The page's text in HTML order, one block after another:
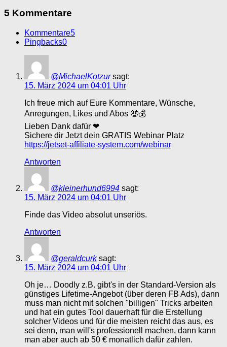
5 Kommentare
Kommentare5
Pingbacks0
@MichaelKotzur sagt:
15. März 2024 um 04:01 Uhr
Ich freue mich auf Eure Kommentare, Wünsche,
Anregungen, Likes und Abos 🤑💰
Lieben Dank dafür ❤
Sichere dir Jetzt dein GRATIS Webinar Platz
https://jetset-affiliate-system.com/webinar
Antworten
@kleinerhund6994 sagt:
15. März 2024 um 04:01 Uhr
Finde das Video absolut unseriös.
Antworten
@geraldcurk sagt:
15. März 2024 um 04:01 Uhr
Oh je… Doodly z.B. gibt's in der Standard-Version als
günstiges Lifetime-Angebot (über deren FB Ads), dann
muss man nicht mit solchen "billigen" Tricks arbeiten
und hat ein gutes Tool dauerhaft für die Erstellung
solcher Videos und für die meisten reicht das aus, es
sei denn, man will's professionell machen, dann kann
man aber auch ab 50 € monatlich dafür zahlen.